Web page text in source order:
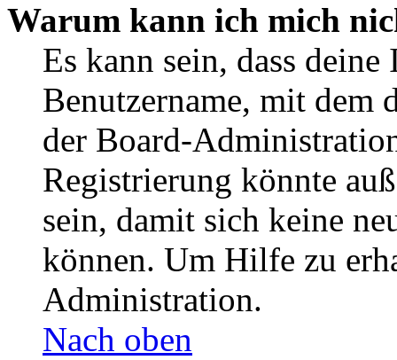
Warum kann ich mich
Es kann sein, dass
Benutzername, mit dem
der Board-
Registrierung könnte
sein, damit sich keine
können. Um Hilfe zu
Administration.
Nach oben